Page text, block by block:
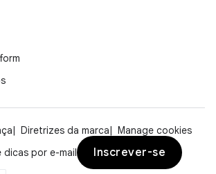
Diretrizes da marca
Manage cookies
dicas por e-mail
Inscrever-se